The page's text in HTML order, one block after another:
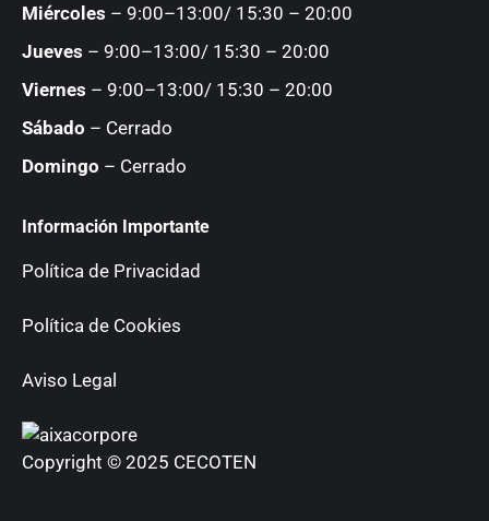
Miércoles – 9:00–13:00/ 15:30 – 20:00
Jueves – 9:00–13:00/ 15:30 – 20:00
Viernes – 9:00–13:00/ 15:30 – 20:00
Sábado – Cerrado
Domingo – Cerrado
Información Importante
Política de Privacidad
Política de Cookies
Aviso Legal
Copyright © 2025 CECOTEN